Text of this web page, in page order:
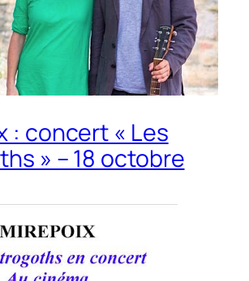
: concert « Les
» – 18 octobre